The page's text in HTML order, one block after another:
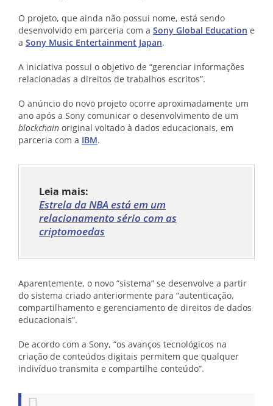
O projeto, que ainda não possui nome, está sendo
desenvolvido em parceria com a Sony Global Education e
a Sony Music Entertainment Japan.
A iniciativa possui o objetivo de “gerenciar informações
relacionadas a direitos de trabalhos escritos”.
O anúncio do novo projeto ocorre aproximadamente um
ano após a Sony comunicar o desenvolvimento de um
blockchain original voltado à dados educacionais, em
parceria com a IBM.
Leia mais:
Estrela da NBA está em um
relacionamento sério com as
criptomoedas
Aparentemente, o novo “sistema” se desenvolve a partir
do sistema criado anteriormente para “autenticação,
compartilhamento e gerenciamento de direitos de dados
educacionais”.
De acordo com a Sony, “os avanços tecnológicos na
criação de conteúdos digitais permitem que qualquer
indivíduo transmita e compartilhe conteúdo”.